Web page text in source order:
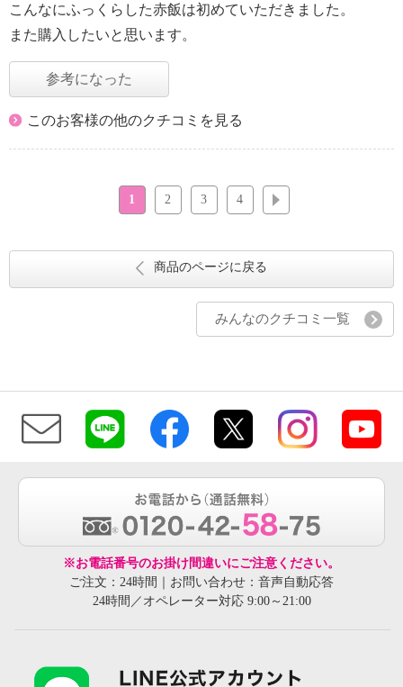
こんなにふっくらした赤飯は初めていただきました。
また購入したいと思います。
参考になった
このお客様の他のクチコミを見る
1 2 3 4
商品のページに戻る
みんなのクチコミ一覧
※お電話番号のお掛け間違いにご注意ください。
ご注文：24時間｜お問い合わせ：音声自動応答
24時間／オペレーター対応 9:00～21:00